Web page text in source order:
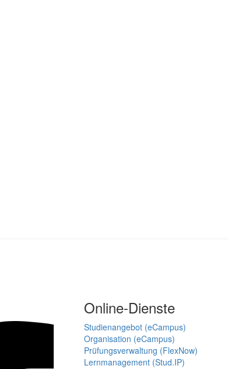
Online-Dienste
Studienangebot (eCampus)
Organisation (eCampus)
Prüfungsverwaltung (FlexNow)
Lernmanagement (Stud.IP)